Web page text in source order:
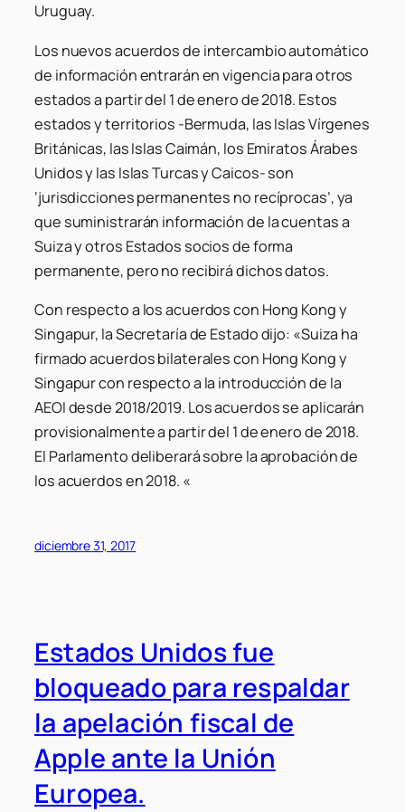
Uruguay.
Los nuevos acuerdos de intercambio automático
de información entrarán en vigencia para otros
estados a partir del 1 de enero de 2018. Estos
estados y territorios -Bermuda, las Islas Vírgenes
Británicas, las Islas Caimán, los Emiratos Árabes
Unidos y las Islas Turcas y Caicos- son
‘jurisdicciones permanentes no recíprocas’, ya
que suministrarán información de la cuentas a
Suiza y otros Estados socios de forma
permanente, pero no recibirá dichos datos.
Con respecto a los acuerdos con Hong Kong y
Singapur, la Secretaría de Estado dijo: «Suiza ha
firmado acuerdos bilaterales con Hong Kong y
Singapur con respecto a la introducción de la
AEOI desde 2018/2019. Los acuerdos se aplicarán
provisionalmente a partir del 1 de enero de 2018.
El Parlamento deliberará sobre la aprobación de
los acuerdos en 2018. «
diciembre 31, 2017
Estados Unidos fue
bloqueado para respaldar
la apelación fiscal de
Apple ante la Unión
Europea.